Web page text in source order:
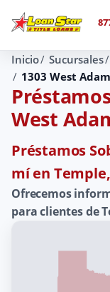
Inicio Sucursales
1303 West
West
Préstamos
mí en
Ofrecemos
para clientes de